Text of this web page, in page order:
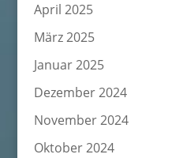
April 2025
März 2025
Januar 2025
Dezember 2024
November 2024
Oktober 2024